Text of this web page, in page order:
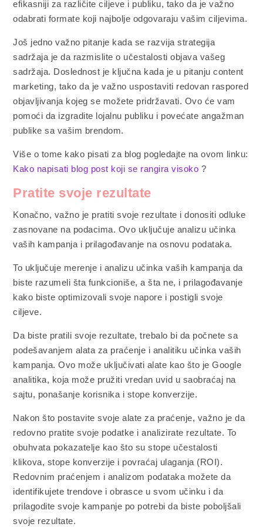
efikasniji za različite ciljeve i publiku, tako da je važno
odabrati formate koji najbolje odgovaraju vašim ciljevima.
Još jedno važno pitanje kada se razvija strategija
sadržaja je da razmislite o učestalosti objava vašeg
sadržaja. Doslednost je ključna kada je u pitanju content
marketing, tako da je važno uspostaviti redovan raspored
objavljivanja kojeg se možete pridržavati. Ovo će vam
pomoći da izgradite lojalnu publiku i povećate angažman
publike sa vašim brendom.
Više o tome kako pisati za blog pogledajte na ovom linku:
Kako napisati blog post koji se rangira visoko ?
Pratite svoje rezultate
Konačno, važno je pratiti svoje rezultate i donositi odluke
zasnovane na podacima. Ovo uključuje analizu učinka
vaših kampanja i prilagođavanje na osnovu podataka.
To uključuje merenje i analizu učinka vaših kampanja da
biste razumeli šta funkcioniše, a šta ne, i prilagođavanje
kako biste optimizovali svoje napore i postigli svoje
ciljeve.
Da biste pratili svoje rezultate, trebalo bi da počnete sa
podešavanjem alata za praćenje i analitiku učinka vaših
kampanja. Ovo može uključivati alate kao što je Google
analitika, koja može pružiti vredan uvid u saobraćaj na
sajtu, ponašanje korisnika i stope konverzije.
Nakon što postavite svoje alate za praćenje, važno je da
redovno pratite svoje podatke i analizirate rezultate. To
obuhvata pokazatelje kao što su stope učestalosti
klikova, stope konverzije i povraćaj ulaganja (ROI).
Redovnim praćenjem i analizom podataka možete da
identifikujete trendove i obrasce u svom učinku i da
prilagodite svoje kampanje po potrebi da biste poboljšali
svoje rezultate.